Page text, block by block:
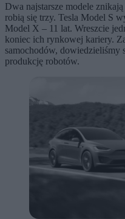
Dwa najstarsze modele
robią się trzy. Tesla Model S
Model X – 11 lat. Wreszcie
koniec ich rynkowej kariery.
samochodów, dowiedzieliśmy
produkcję robotów.